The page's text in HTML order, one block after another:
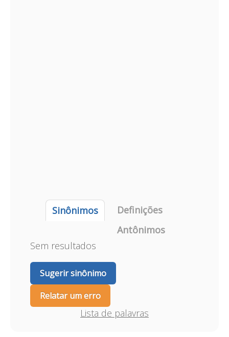
Sinônimos
Definições
Antônimos
Sem resultados
Sugerir sinônimo
Relatar um erro
Lista de palavras